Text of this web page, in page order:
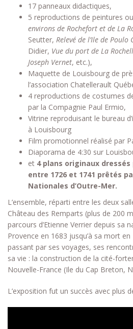
17 panneaux didactiques,
5 reproductions de peintures
environs de Rochefort et de La
Seutter, Relevé de l’Ile de Poulo
Didier, Vue du port de La
Joseph Vernet, etc.),
Maquette de Louisbourg de
l’association Chatellerault
4 reproductions de costumes
par la Compagnie Paul Ermio,
Vitrine reproduisant le bureau
à Louisbourg
Film promotionnel réalisé par
Diaporama de 4:30 sur
et 4 plans originaux
entre 1726 et 1741 prêtés
Nationales d’Outre-Mer.
L’ensemble, réparti entre les deux
Château des Remparts (plus de 200
parcours d’Etienne Verrier depuis sa
Provence en 1683 jusqu’à sa mort
passant par ses voyages, ses
sa vie : la construction de la cité-
Nouvelle-France (Ile du Cap Breton,
L’exposition fut un succès avec plus